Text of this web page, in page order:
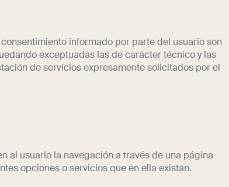
informado por parte del usuario son
exceptuadas las de carácter técnico y las
de servicios expresamente solicitados por el
al usuario la navegación a través de una página
opciones o servicios que en ella existan.